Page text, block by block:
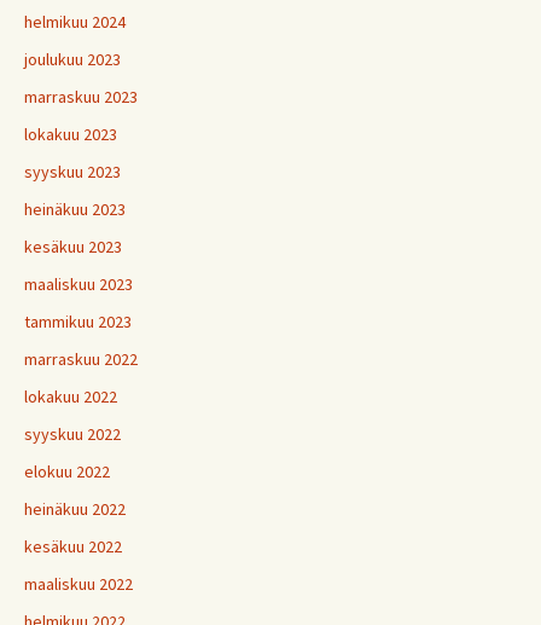
helmikuu 2024
joulukuu 2023
marraskuu 2023
lokakuu 2023
syyskuu 2023
heinäkuu 2023
kesäkuu 2023
maaliskuu 2023
tammikuu 2023
marraskuu 2022
lokakuu 2022
syyskuu 2022
elokuu 2022
heinäkuu 2022
kesäkuu 2022
maaliskuu 2022